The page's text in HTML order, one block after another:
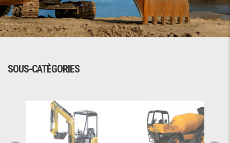
SOUS-CATÈGORIES